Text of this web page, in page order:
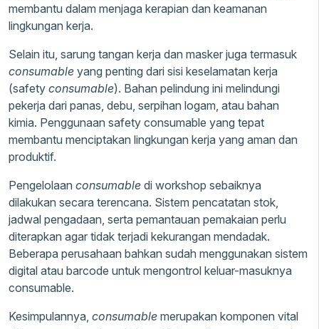
membantu dalam menjaga kerapian dan keamanan
lingkungan kerja.
Selain itu, sarung tangan kerja dan masker juga termasuk
consumable yang penting dari sisi keselamatan kerja
(safety consumable). Bahan pelindung ini melindungi
pekerja dari panas, debu, serpihan logam, atau bahan
kimia. Penggunaan safety consumable yang tepat
membantu menciptakan lingkungan kerja yang aman dan
produktif.
Pengelolaan consumable di workshop sebaiknya
dilakukan secara terencana. Sistem pencatatan stok,
jadwal pengadaan, serta pemantauan pemakaian perlu
diterapkan agar tidak terjadi kekurangan mendadak.
Beberapa perusahaan bahkan sudah menggunakan sistem
digital atau barcode untuk mengontrol keluar-masuknya
consumable.
Kesimpulannya, consumable merupakan komponen vital